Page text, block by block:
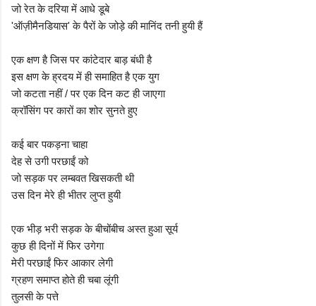
जो रेत के दरिया में आधे डूबे
'ऑज़ीमैनडियास' के पैरों के जोड़े की मानिंद तनी हुयी हैं
एक क्षण है जिस पर कांटेदार बाड़ बंधी है
इस क्षण के ह्रदय में ही समाहित है एक युग
जो कटता नहीं / पर एक दिन कट ही जाएगा
क्रॉसिंग पर कारों का शोर सुनते हुए
कई बार पकड़ना चाहा
देह से उगी परछाईं को
जो सड़क पर लम्बवत खिसकती थी
उस दिन मेरे ही भीतर लुप्त हुयी
एक भीड़ भरी सड़क के बीचोंबीच अस्त हुआ सूर्य
कुछ ही दिनों में फिर उगेगा
मेरी परछाईं फिर आकार लेगी
ग्रहण समाप्त होते ही चबा लूंगी
तुलसी के पत्ते